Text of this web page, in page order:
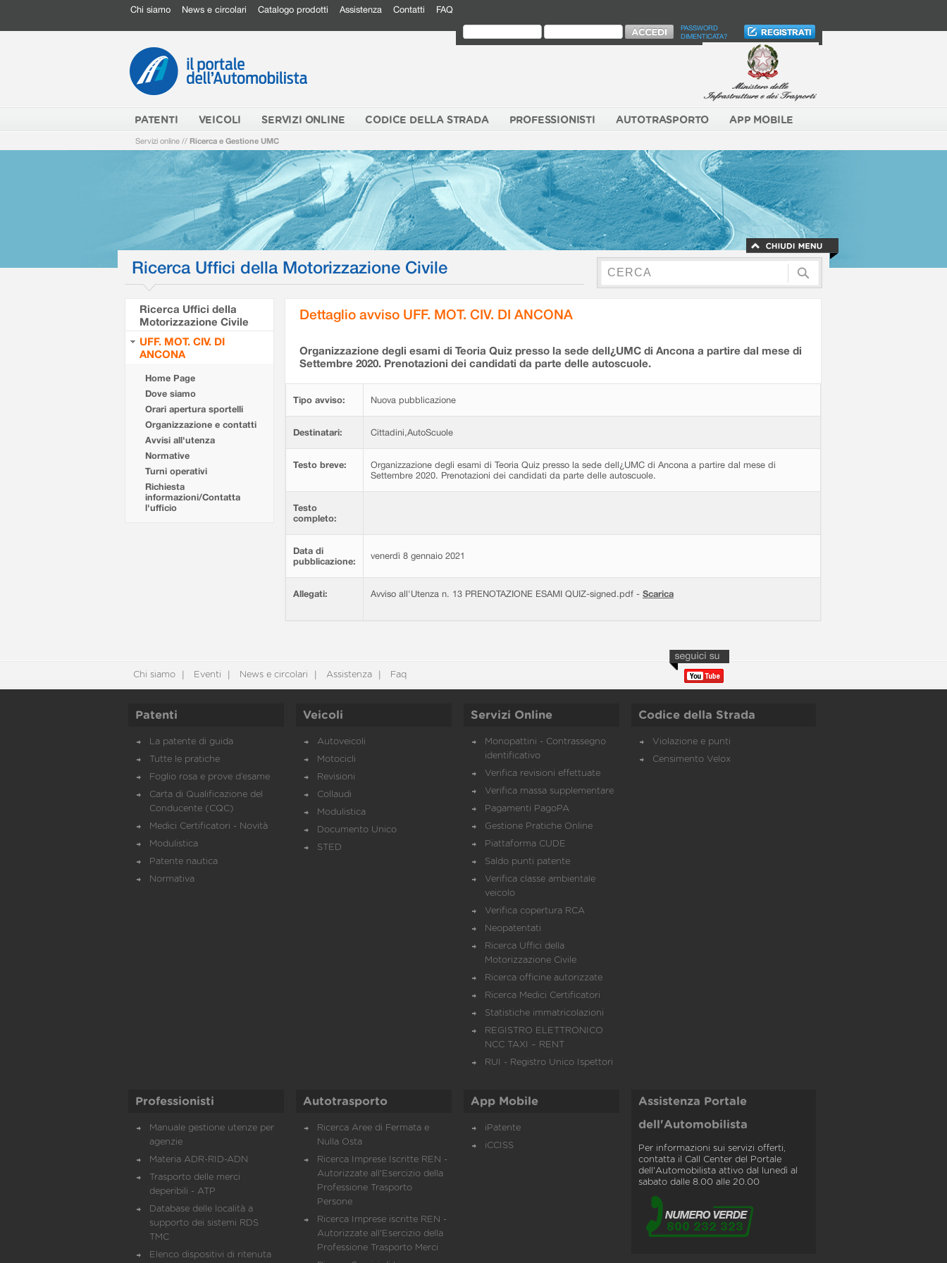
Chi siamo News e circolari Catalogo prodotti Assistenza Contatti FAQ
PASSWORD
DIMENTICATA?
PATENTI VEICOLI SERVIZI ONLINE CODICE DELLA STRADA PROFESSIONISTI AUTOTRASPORTO APP MOBILE
Servizi online // Ricerca e Gestione UMC
Ricerca Uffici della Motorizzazione Civile
Ricerca Uffici della
Motorizzazione Civile
UFF. MOT. CIV. DI
ANCONA
Home Page
Dove siamo
Orari apertura sportelli
Organizzazione e contatti
Avvisi all'utenza
Normative
Turni operativi
Richiesta
informazioni/Contatta
l'ufficio
Dettaglio avviso UFF. MOT. CIV. DI ANCONA
Organizzazione degli esami di Teoria Quiz presso la sede dell¿UMC di Ancona a partire dal mese di
Settembre 2020. Prenotazioni dei candidati da parte delle autoscuole.
Tipo avviso: Nuova pubblicazione
Destinatari: Cittadini,AutoScuole
Testo breve:
Organizzazione degli esami di Teoria Quiz presso la sede dell¿UMC di Ancona a partire dal mese di
Settembre 2020. Prenotazioni dei candidati da parte delle autoscuole.
Testo
completo:
Data di
pubblicazione:
venerdì 8 gennaio 2021
Allegati: Avviso all'Utenza n. 13 PRENOTAZIONE ESAMI QUIZ-signed.pdf - Scarica
Chi siamo Eventi News e circolari Assistenza Faq
Patenti
La patente di guida
Tutte le pratiche
Foglio rosa e prove d’esame
Carta di Qualificazione del
Conducente (CQC)
Medici Certificatori - Novità
Modulistica
Patente nautica
Normativa
Veicoli
Autoveicoli
Motocicli
Revisioni
Collaudi
Modulistica
Documento Unico
STED
Servizi Online
Monopattini - Contrassegno
identificativo
Verifica revisioni effettuate
Verifica massa supplementare
Pagamenti PagoPA
Gestione Pratiche Online
Piattaforma CUDE
Saldo punti patente
Verifica classe ambientale
veicolo
Verifica copertura RCA
Neopatentati
Ricerca Uffici della
Motorizzazione Civile
Ricerca officine autorizzate
Ricerca Medici Certificatori
Statistiche immatricolazioni
REGISTRO ELETTRONICO
NCC TAXI – RENT
RUI - Registro Unico Ispettori
Codice della Strada
Violazione e punti
Censimento Velox
Professionisti
Manuale gestione utenze per
agenzie
Materia ADR-RID-ADN
Trasporto delle merci
deperibili - ATP
Database delle località a
supporto dei sistemi RDS
TMC
Elenco dispositivi di ritenuta
Autotrasporto
Ricerca Aree di Fermata e
Nulla Osta
Ricerca Imprese Iscritte REN -
Autorizzate all'Esercizio della
Professione Trasporto
Persone
Ricerca Imprese iscritte REN -
Autorizzate all'Esercizio della
Professione Trasporto Merci
App Mobile
iPatente
iCCISS
Assistenza Portale
dell'Automobilista
Per informazioni sui servizi offerti,
contatta il Call Center del Portale
dell'Automobilista attivo dal lunedì al
sabato dalle 8.00 alle 20.00